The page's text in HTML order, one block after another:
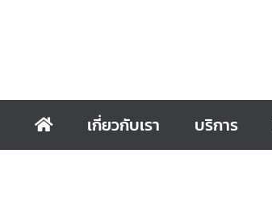
เกี่ยวกับเรา บริการ